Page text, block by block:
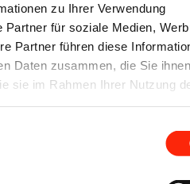
zu Ihrer Verwendung
Partner für soziale Medien,
Partner führen diese
Daten zusammen, die Sie ihnen
sie im Rahmen Ihrer Nutzung